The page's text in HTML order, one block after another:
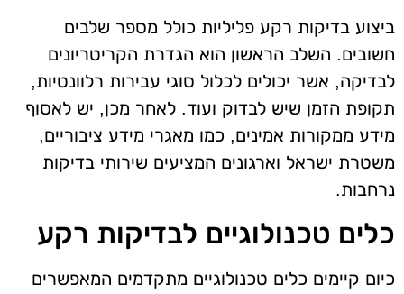
ביצוע בדיקות רקע פליליות כולל מספר שלבים
חשובים. השלב הראשון הוא הגדרת הקריטריונים
לבדיקה, אשר יכולים לכלול סוגי עבירות רלוונטיות,
תקופת הזמן שיש לבדוק ועוד. לאחר מכן, יש לאסוף
מידע ממקורות אמינים, כמו מאגרי מידע ציבוריים,
משטרת ישראל וארגונים המציעים שירותי בדיקות
נרחבות.
כלים טכנולוגיים לבדיקות רקע
כיום קיימים כלים טכנולוגיים מתקדמים המאפשרים